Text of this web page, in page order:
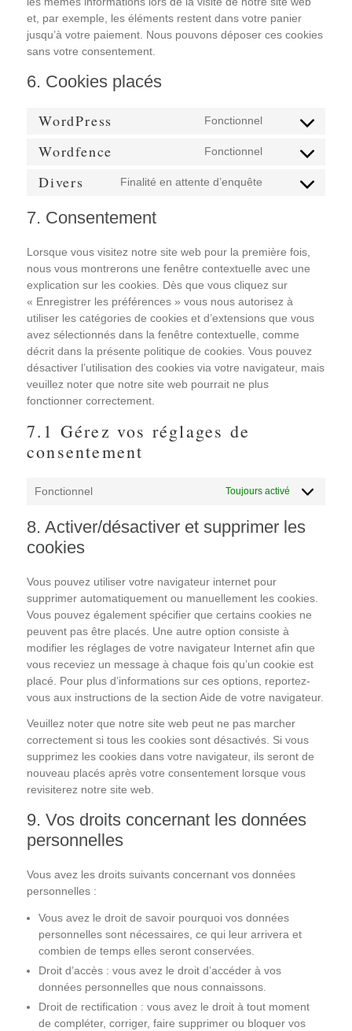
et, par exemple, les éléments restent dans votre panier
jusqu’à votre paiement. Nous pouvons déposer ces cookies
sans votre consentement.
6. Cookies placés
WordPress Fonctionnel
Consent
service
wordpress
Wordfence Fonctionnel
Consent
service
Divers Finalité en attente d’enquête
Consent
7. Consentement
Lorsque vous visitez notre site web pour la première fois,
nous vous montrerons une fenêtre contextuelle avec une
explication sur les cookies. Dès que vous cliquez sur
« Enregistrer les préférences » vous nous autorisez à
utiliser les catégories de cookies et d’extensions que vous
avez sélectionnés dans la fenêtre contextuelle, comme
décrit dans la présente politique de cookies. Vous pouvez
désactiver l’utilisation des cookies via votre navigateur, mais
veuillez noter que notre site web pourrait ne plus
fonctionner correctement.
7.1 Gérez vos réglages de
consentement
Fonctionnel Toujours activé
8. Activer/désactiver et supprimer les
cookies
Vous pouvez utiliser votre navigateur internet pour
supprimer automatiquement ou manuellement les cookies.
Vous pouvez également spécifier que certains cookies ne
peuvent pas être placés. Une autre option consiste à
modifier les réglages de votre navigateur Internet afin que
vous receviez un message à chaque fois qu’un cookie est
placé. Pour plus d’informations sur ces options, reportez-
vous aux instructions de la section Aide de votre navigateur.
Veuillez noter que notre site web peut ne pas marcher
correctement si tous les cookies sont désactivés. Si vous
supprimez les cookies dans votre navigateur, ils seront de
nouveau placés après votre consentement lorsque vous
revisiterez notre site web.
9. Vos droits concernant les données
personnelles
Vous avez les droits suivants concernant vos données
personnelles :
Vous avez le droit de savoir pourquoi vos données
personnelles sont nécessaires, ce qui leur arrivera et
combien de temps elles seront conservées.
Droit d’accès : vous avez le droit d’accéder à vos
données personnelles que nous connaissons.
Droit de rectification : vous avez le droit à tout moment
de compléter, corriger, faire supprimer ou bloquer vos